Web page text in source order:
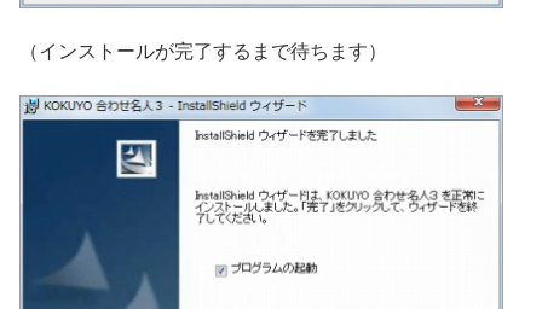
（インストールが完了するまで待ちます）